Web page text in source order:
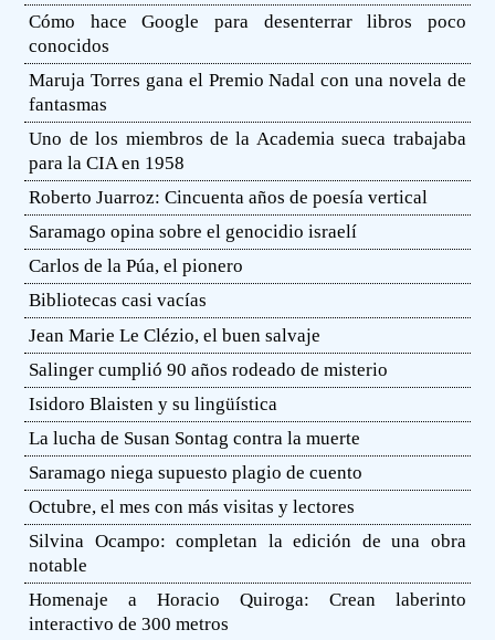
Cómo hace Google para desenterrar libros poco
conocidos
Maruja Torres gana el Premio Nadal con una novela de
fantasmas
Uno de los miembros de la Academia sueca trabajaba
para la CIA en 1958
Roberto Juarroz: Cincuenta años de poesía vertical
Saramago opina sobre el genocidio israelí
Carlos de la Púa, el pionero
Bibliotecas casi vacías
Jean Marie Le Clézio, el buen salvaje
Salinger cumplió 90 años rodeado de misterio
Isidoro Blaisten y su lingüística
La lucha de Susan Sontag contra la muerte
Saramago niega supuesto plagio de cuento
Octubre, el mes con más visitas y lectores
Silvina Ocampo: completan la edición de una obra
notable
Homenaje a Horacio Quiroga: Crean laberinto
interactivo de 300 metros